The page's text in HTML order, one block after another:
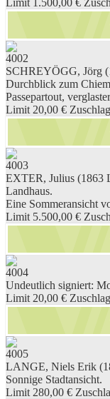
4002
SCHREYÖGG, Jörg
Durchblick zum
Passepartout,
Limit 20,00 €
4003
EXTER, Julius (1863
Landhaus.
Eine Sommeransicht
Limit 5.500,00 €
4004
Undeutlich signiert:
Limit 20,00 €
4005
LANGE, Niels Erik
Sonnige Stadtansicht.
Limit 280,00 €